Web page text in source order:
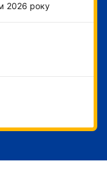
2026 року